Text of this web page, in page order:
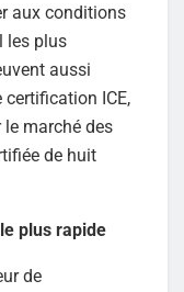
aux conditions
les plus
aussi
certification ICE,
marché des
de huit
plus rapide
de